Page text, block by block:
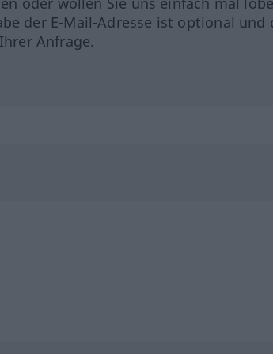
der E-Mail-Adresse ist optional und
Anfrage.